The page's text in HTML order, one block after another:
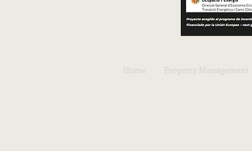
Home Property Management